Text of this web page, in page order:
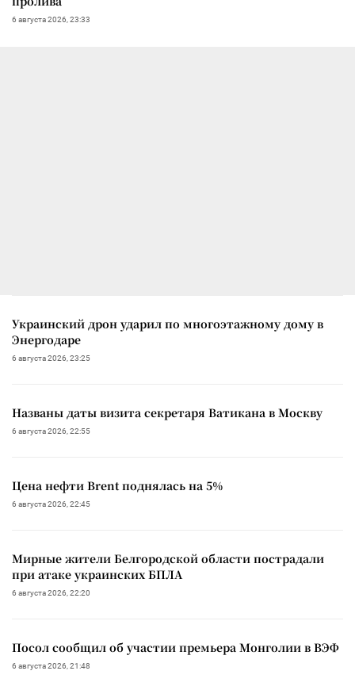
6 августа 2026, 23:33
Украинский дрон ударил по многоэтажному дому в
Энергодаре
6 августа 2026, 23:25
Названы даты визита секретаря Ватикана в Москву
6 августа 2026, 22:55
Цена нефти Brent поднялась на 5%
6 августа 2026, 22:45
Мирные жители Белгородской области пострадали
при атаке украинских БПЛА
6 августа 2026, 22:20
Посол сообщил об участии премьера Монголии в ВЭФ
6 августа 2026, 21:48